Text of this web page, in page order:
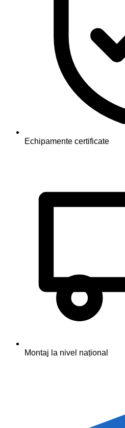
Echipamente certificate
Montaj la nivel național